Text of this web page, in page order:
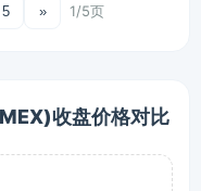
5 » 1/5页
收盘价格对比